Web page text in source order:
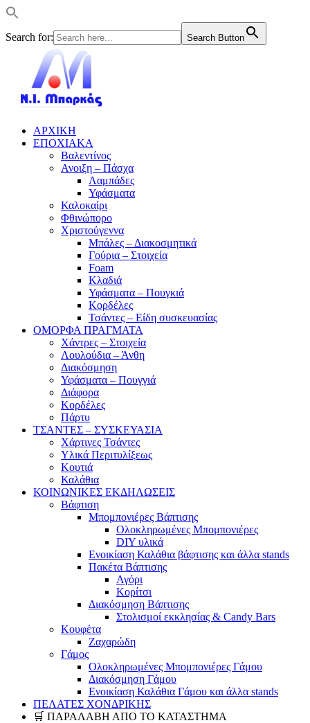
Search for: Search Button
ΑΡΧΙΚΗ
ΕΠΟΧΙΑΚΑ
Βαλεντίνος
Ανοιξη – Πάσχα
Λαμπάδες
Υφάσματα
Καλοκαίρι
Φθινώπορο
Χριστούγεννα
Μπάλες – Διακοσμητικά
Γούρια – Στοιχεία
Foam
Κλαδιά
Υφάσματα – Πουγκιά
Κορδέλες
Τσάντες – Είδη συσκευασίας
ΟΜΟΡΦΑ ΠΡΑΓΜΑΤΑ
Χάντρες – Στοιχεία
Λουλούδια – Άνθη
Διακόσμηση
Υφάσματα – Πουγγιά
Διάφορα
Κορδέλες
Πάρτυ
ΤΣΑΝΤΕΣ – ΣΥΣΚΕΥΑΣΙΑ
Χάρτινες Τσάντες
Υλικά Περιτυλίξεως
Κουτιά
Καλάθια
ΚΟΙΝΩΝΙΚΕΣ ΕΚΔΗΛΩΣΕΙΣ
Βάφτιση
Μπομπονιέρες Βάπτισης
Ολοκληρωμένες Μπομπονιέρες
DIY υλικά
Ενοικίαση Καλάθια βάφτισης και άλλα stands
Πακέτα Βάπτισης
Αγόρι
Κορίτσι
Διακόσμηση Βάπτισης
Στολισμοί εκκλησίας & Candy Bars
Κουφέτα
Ζαχαρώδη
Γάμος
Ολοκληρωμένες Μπομπονιέρες Γάμου
Διακόσμηση Γάμου
Ενοικίαση Καλάθια Γάμου και άλλα stands
ΠΕΛΑΤΕΣ ΧΟΝΔΡΙΚΗΣ
🛒 ΠΑΡΑΛΑΒΗ ΑΠΟ ΤΟ ΚΑΤΑΣΤΗΜΑ